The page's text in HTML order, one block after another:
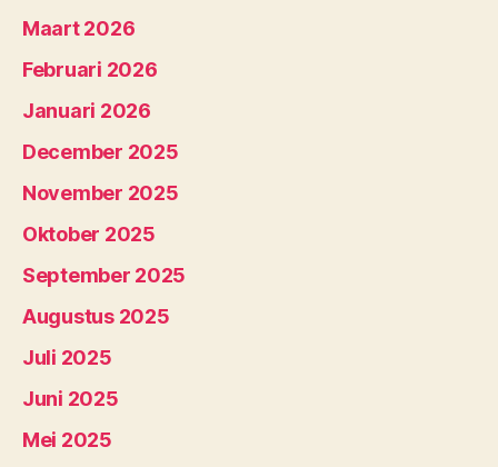
Maart 2026
Februari 2026
Januari 2026
December 2025
November 2025
Oktober 2025
September 2025
Augustus 2025
Juli 2025
Juni 2025
Mei 2025